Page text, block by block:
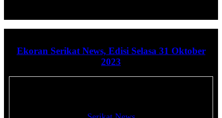
Ekoran Serikat News, Edisi Selasa 31 Oktober
2023